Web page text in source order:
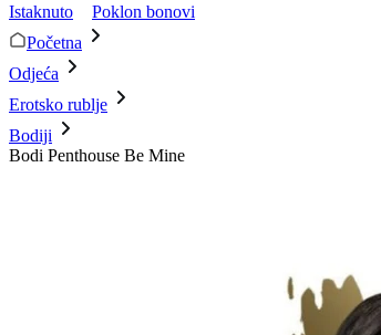
Istaknuto
Poklon bonovi
Početna
Odjeća
Erotsko rublje
Bodiji
Bodi Penthouse Be Mine